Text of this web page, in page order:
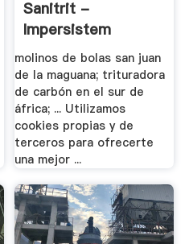
Sanitrit -
Impersistem
molinos de bolas san juan
de la maguana; trituradora
de carbón en el sur de
áfrica; ... Utilizamos
cookies propias y de
terceros para ofrecerte
una mejor ...